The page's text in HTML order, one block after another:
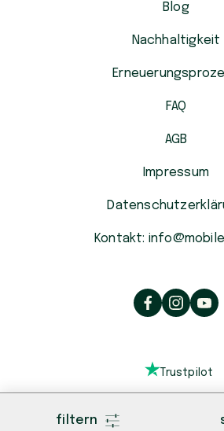
filtern
Blog
Nachhaltigkeit
FAQ
AGB
Impressum
Kontakt:
Trustpilot